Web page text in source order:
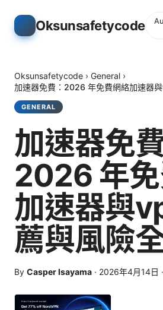
Oksunsafetycode
Oksunsafetycode › General ›
加速器免費：2026 年免費網絡加速器
GENERAL
加速器免
2026 年
加速器與
薦與風險
By Casper Isayama · 2026年4月14日 ·